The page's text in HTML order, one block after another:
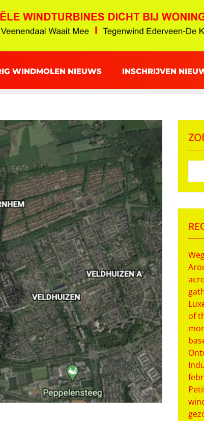
WINDMOLEN NIEUWS INSCHRIJVEN
of